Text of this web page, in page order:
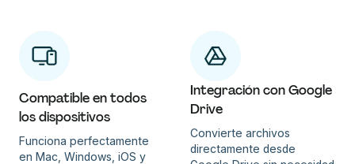
Compatible en todos
los dispositivos
Funciona perfectamente
en Mac, Windows, iOS y
Integración con Google
Drive
Convierte archivos
directamente desde